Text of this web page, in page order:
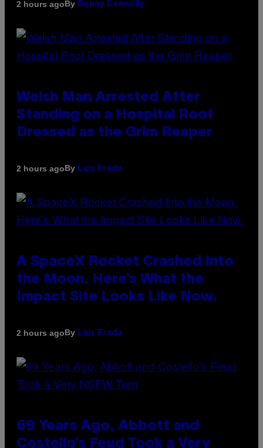
2 hours agoBy Denny Connolly
Welsh Man Arrested After
Standing on a Hospital Roof
Dressed as the Grim Reaper
2 hours agoBy Luis Prada
A SpaceX Rocket Crashed Into
the Moon. Here’s What the
Impact Site Looks Like Now.
2 hours agoBy Luis Prada
69 Years Ago, Abbott and
Costello’s Feud Took a Very